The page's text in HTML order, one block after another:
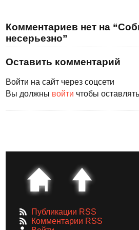
Комментариев нет на
несерьезно”
Оставить комментарий
Войти на сайт через соцсети
Вы должны войти чтобы
Публикации RSS
Комментарии RSS